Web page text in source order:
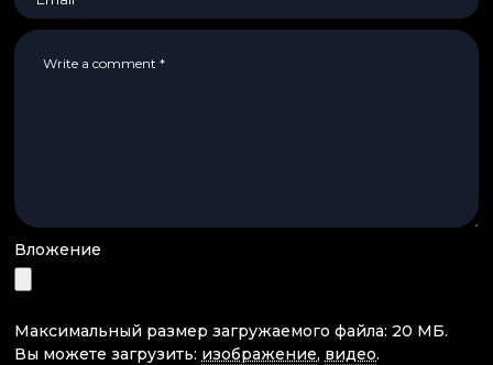
Вложение
Максимальный размер загружаемого файла: 20 МБ.
Вы можете загрузить: изображение, видео.